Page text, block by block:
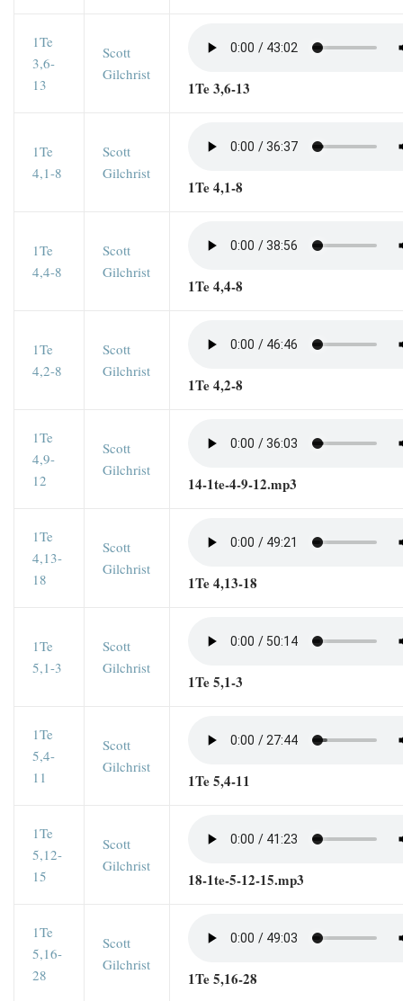
1Te
3,6-
13
Scott
Gilchrist
1Te 3,6-13
1Te
4,1-8
Scott
Gilchrist
1Te 4,1-8
1Te
4,4-8
Scott
Gilchrist
1Te 4,4-8
1Te
4,2-8
Scott
Gilchrist
1Te 4,2-8
1Te
4,9-
12
Scott
Gilchrist
14-1te-4-9-12.mp3
1Te
4,13-
18
Scott
Gilchrist
1Te 4,13-18
1Te
5,1-3
Scott
Gilchrist
1Te 5,1-3
1Te
5,4-
11
Scott
Gilchrist
1Te 5,4-11
1Te
5,12-
15
Scott
Gilchrist
18-1te-5-12-15.mp3
1Te
5,16-
28
Scott
Gilchrist
1Te 5,16-28